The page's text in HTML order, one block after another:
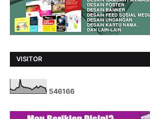
VISITOR
546166